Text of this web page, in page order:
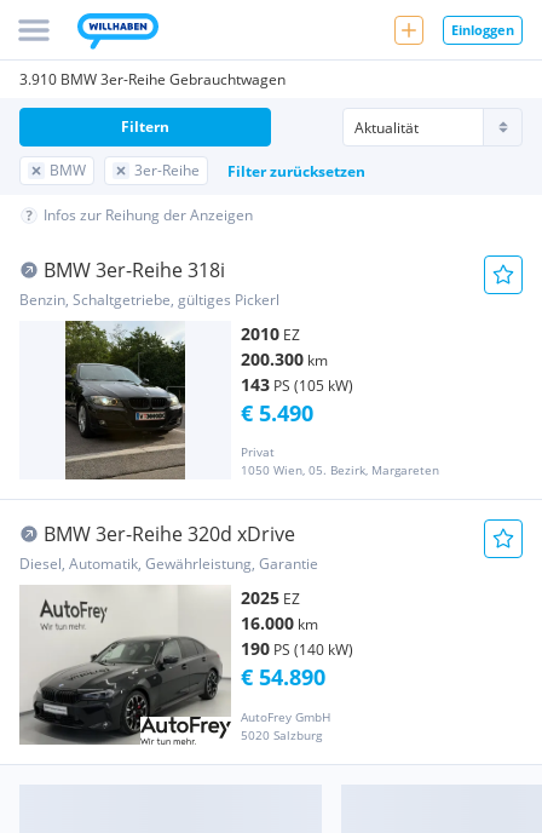
Einloggen
3.910 BMW 3er-Reihe Gebrauchtwagen
BMW 3er-Reihe Filter zurücksetzen
Filtern
Infos zur Reihung der Anzeigen
BMW 3er-Reihe 318i
Benzin, Schaltgetriebe, gültiges Pickerl
2010 EZ
200.300 km
143 PS (105 kW)
Privat
1050 Wien, 05. Bezirk, Margareten
€ 5.490
BMW 3er-Reihe 320d xDrive
Diesel, Automatik, Gewährleistung, Garantie
2025 EZ
16.000 km
190 PS (140 kW)
AutoFrey GmbH
5020 Salzburg
€ 54.890